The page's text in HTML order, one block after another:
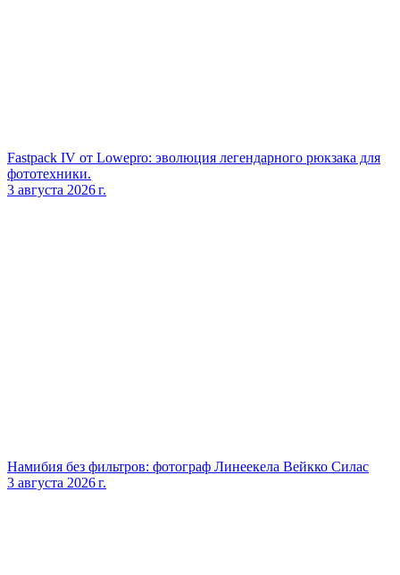
Fastpack IV от Lowepro: эволюция легендарного рюкзака для
фототехники.
3 августа 2026 г.
Намибия без фильтров: фотограф Линеекела Вейкко Силас
3 августа 2026 г.